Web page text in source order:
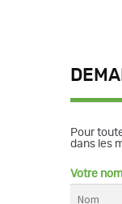
Pour
dans les
Votre nom